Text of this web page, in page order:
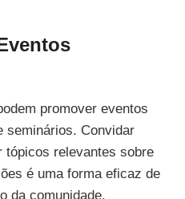
promover eventos
seminários. Convidar
relevantes sobre
é uma forma eficaz de
da comunidade.